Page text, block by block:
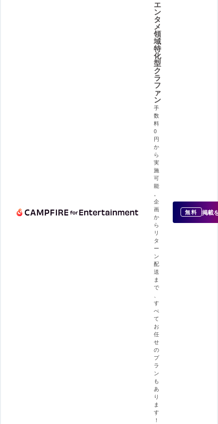
エ
ン
タ
メ
領
域
特
化
型
ク
ラ
フ
ァ
ン
手
数
料
0
円
か
ら
実
施
可
能
企
画
か
ら
リ
タ
ー
ン
配
送
ま
で
す
べ
て
お
任
せ
の
プ
ラ
ン
も
あ
り
ま
す
！
無料 掲載